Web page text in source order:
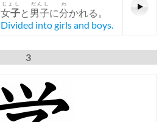
女子
じょし
と 男子
だんし
に分
わ
かれる。
Divided into girls and boys.
3